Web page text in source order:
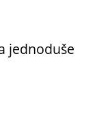
jednoduše